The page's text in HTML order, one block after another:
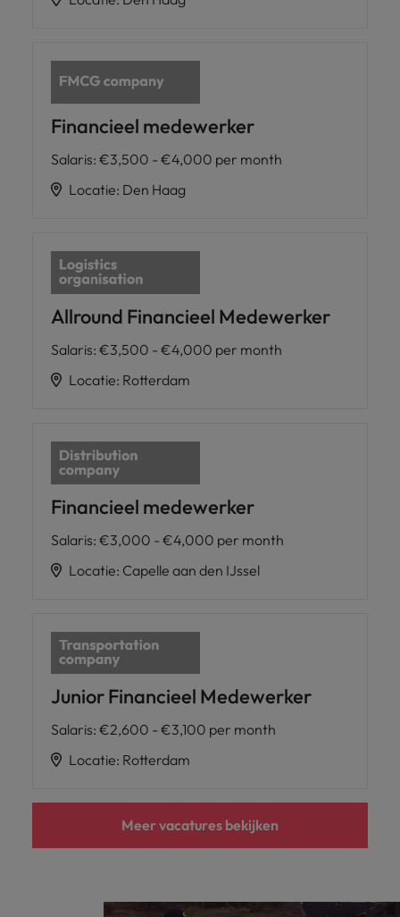
Financieel medewerker
Salaris: €3,500 - €4,000 per month
Locatie: Den Haag
Allround Financieel Medewerker
Salaris: €3,500 - €4,000 per month
Locatie: Rotterdam
Financieel medewerker
Salaris: €3,000 - €4,000 per month
Locatie: Capelle aan den IJssel
Junior Financieel Medewerker
Salaris: €2,600 - €3,100 per month
Locatie: Rotterdam
Meer vacatures bekijken